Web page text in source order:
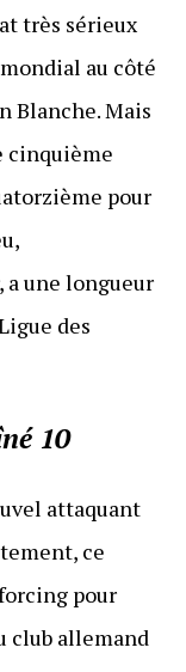
très sérieux
au côté
Blanche. Mais
cinquième
pour
une longueur
des
10
attaquant
ce
pour
club allemand